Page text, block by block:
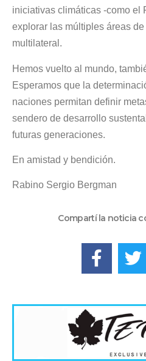
iniciativas climáticas -como el
explorar las múltiples áreas
multilateral.
Hemos vuelto al mundo,
Esperamos que la
naciones permitan definir
sendero de desarrollo
futuras generaciones.
En amistad y bendición.
Rabino Sergio Bergman
Compartí la noticia